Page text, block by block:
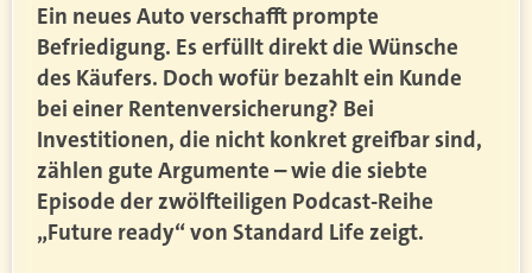
Ein neues Auto verschafft prompte
Befriedigung. Es erfüllt direkt die Wünsche
des Käufers. Doch wofür bezahlt ein Kunde
bei einer Rentenversicherung? Bei
Investitionen, die nicht konkret greifbar sind,
zählen gute Argumente – wie die siebte
Episode der zwölfteiligen Podcast-Reihe
„Future ready“ von Standard Life zeigt.